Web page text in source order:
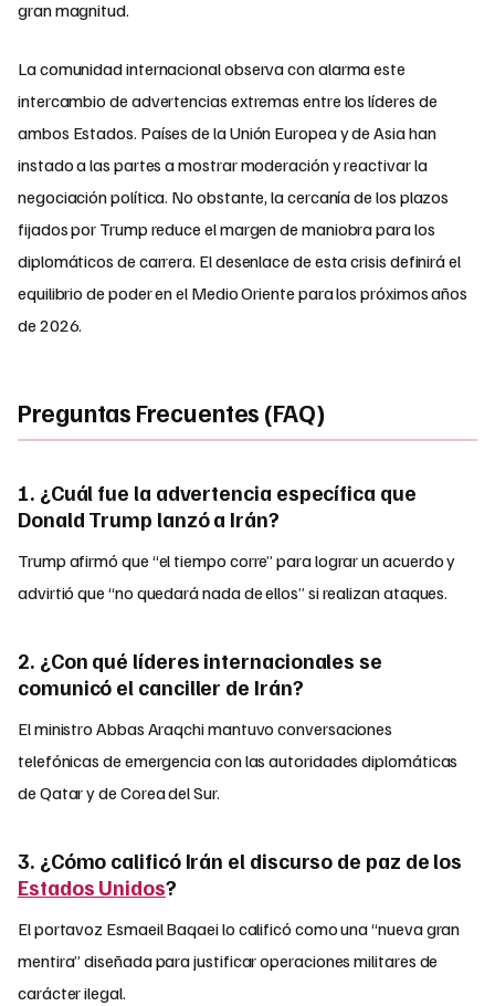
gran magnitud.
La comunidad internacional observa con alarma este
intercambio de advertencias extremas entre los líderes de
ambos Estados. Países de la Unión Europea y de Asia han
instado a las partes a mostrar moderación y reactivar la
negociación política. No obstante, la cercanía de los plazos
fijados por Trump reduce el margen de maniobra para los
diplomáticos de carrera. El desenlace de esta crisis definirá el
equilibrio de poder en el Medio Oriente para los próximos años
de 2026.
Preguntas Frecuentes (FAQ)
1. ¿Cuál fue la advertencia específica que
Donald Trump lanzó a Irán?
Trump afirmó que “el tiempo corre” para lograr un acuerdo y
advirtió que “no quedará nada de ellos” si realizan ataques.
2. ¿Con qué líderes internacionales se
comunicó el canciller de Irán?
El ministro Abbas Araqchi mantuvo conversaciones
telefónicas de emergencia con las autoridades diplomáticas
de Qatar y de Corea del Sur.
3. ¿Cómo calificó Irán el discurso de paz de los
Estados Unidos?
El portavoz Esmaeil Baqaei lo calificó como una “nueva gran
mentira” diseñada para justificar operaciones militares de
carácter ilegal.